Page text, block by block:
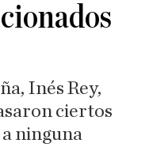
Inés Rey,
ciertos
ninguna